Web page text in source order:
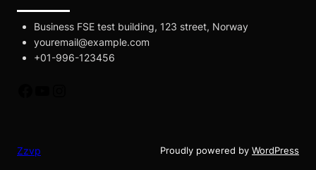
Business FSE test building, 123 street, Norway
youremail@example.com
+01-996-123456
Zzvp Proudly powered by WordPress